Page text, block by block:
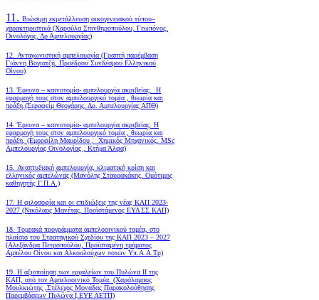
11. Βιώσιμη εκμετάλλευση οικογενειακού τύπου–
χαρακτηριστικά (Χαρούλα Σπινθηροπούλου, Γεωπόνος,
Οινολόγος, Δρ Αμπελουργίας)
12. Ανταγωνιστική αμπελουργία (Γραπτή παρέμβαση
Γιάννη Βογιατζή, Προέδρου Συνδέσμου Ελληνικού
Οίνου)
13. Έρευνα – καινοτομία- αμπελουργία ακριβείας. Η
εφαρμογή τους στον αμπελουργικό τομέα , θεωρία και
πράξη.(Σεραφείμ Θεοχάρης, Δρ. Αμπελουργίας ΑΠΘ)
14. Έρευνα – καινοτομία- αμπελουργία ακριβείας. Η
εφαρμογή τους στον αμπελουργικό τομέα , θεωρία και
πράξη. (Εμορφίλη Μαυρίδου , Χημικός Μηχανικός, MSc
Αμπελουργίας Οινολογίας , Κτήμα Άλφα)
15. Αναπτυξιακή αμπελουργία, κλιματική κρίση και
ελληνικός αμπελώνας (Μανόλης Σταυρακάκης, Ομότιμος
καθηγητής Γ.Π.Α.)
17. Η φιλοσοφία και οι επιδιώξεις της νέας ΚΑΠ 2023-
2027 (Νικόλαος Μανέτας, Προϊστάμενος ΕΥΔ ΣΣ ΚΑΠ)
18. Tομεακά προγράμματα αμπελοοινικού τομέα, στο
πλαίσιο του Στρατηγικού Σχεδίου της ΚΑΠ 2023 – 2027
(Αλεξάνδρα Πετροπούλου, Προϊσταμένη τμήματος
Αμπέλου Οίνου και Αλκοολούχων ποτών Υπ.Α.Α.Τρ)
19. Η αξιοποίηση των εργαλείων του Πυλώνα ΙΙ της
ΚΑΠ, από τον Αμπελοοινικό Τομέα. (Χαράλαμπος
Μουλκιώτης ,Στέλεχος Μονάδας Παρακολούθησης
Παρεμβάσεων Πυλώνα Ι,ΕΥΕ ΑΕΤΠ)